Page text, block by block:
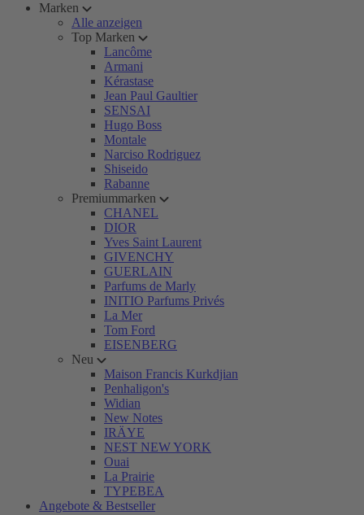
Marken
Alle anzeigen
Top Marken
Lancôme
Armani
Kérastase
Jean Paul Gaultier
SENSAI
Hugo Boss
Montale
Narciso Rodriguez
Shiseido
Rabanne
Premiummarken
CHANEL
DIOR
Yves Saint Laurent
GIVENCHY
GUERLAIN
Parfums de Marly
INITIO Parfums Privés
La Mer
Tom Ford
EISENBERG
Neu
Maison Francis Kurkdjian
Penhaligon's
Widian
New Notes
IRÄYE
NEST NEW YORK
Ouai
La Prairie
TYPEBEA
Angebote & Bestseller